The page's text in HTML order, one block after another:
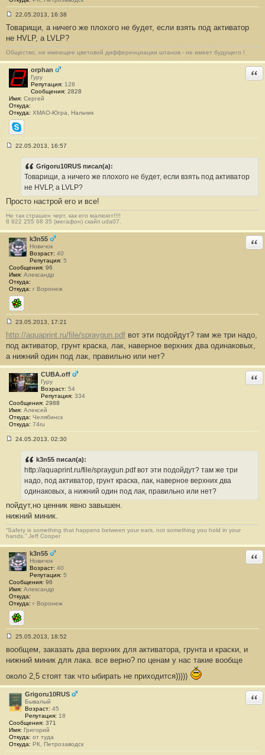
о
б
щ
е
н
и
е
#
8
9
22.05.2013, 16:38
Товарищи, а ничего же плохого не будет, если взять под активатор
не HVLP, а LVLP?
Общество, не имеющее цветовой дифференциации штанов - не имеет будущего !
orphan
Гуру
Репутация: 128
Сообщения: 2828
Имя: Сергей
Откуда:
Откуда: ХМАО-Югра, Нальчик
Skype
и
#
1
9
22.05.2013, 16:57
Grigoru10RUS писал(а):
Товарищи, а ничего же плохого не будет, если взять под активатор
не HVLP, а LVLP?
Просто настрой его и все!
Не так страшен черт, как его малюют!!!!
8 922 255 68 35 (мегафон) скайп uda07.
k3n55
Новичок
Возраст: 40
Репутация: 5
Сообщения: 96
Имя: Александр
Откуда:
Откуда: г Воронеж
ICQ
о
о
б
щ
н
и
е
#
9
1
23.05.2013, 17:21
http://aquaprint.ru/file/spraygun.pdf вот эти подойдут? там же три надо,
под активатор, грунт краска, лак, наверное верхних два одинаковых,
а нижний один под лак, правильно или нет?
CUBA.off
Гуру
Возраст: 54
Репутация: 334
Сообщения: 2988
Имя: Алексей
Откуда: Челябинск
Откуда: 74ru
е
#
1
2
24.05.2013, 02:30
k3n55 писал(а):
http://aquaprint.ru/file/spraygun.pdf вот эти подойдут? там же три
надо, под активатор, грунт краска, лак, наверное верхних два
одинаковых, а нижний один под лак, правильно или нет?
пойдут,но ценник явно завышен.
нижний миник.
“Safety is something that happens between your ears, not something you hold in your
hands.” Jeff Cooper
k3n55
Новичок
Возраст: 40
Репутация: 5
Сообщения: 96
Имя: Александр
Откуда:
Откуда: г Воронеж
ICQ
о
б
е
н
и
е
#
1
9
3
25.05.2013, 18:52
вообщем, заказать два верхних для активатора, грунта и краски, и
нижний миник для лака. все верно? по ценам у нас такие вообще
около 2,5 стоят так что ыбирать не приходится)))))
Grigoru10RUS
Бывалый
Возраст: 45
Репутация: 18
Сообщения: 371
Имя: Григорий
Откуда: от туда
Откуда: РК, Петрозаводск